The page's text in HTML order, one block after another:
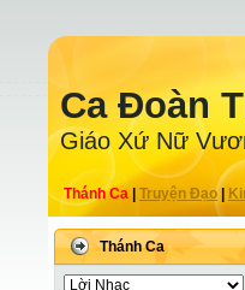
Ca Ðoàn
Giáo Xứ Nữ
Thánh Ca Truyện Ðạo|
Thánh Ca